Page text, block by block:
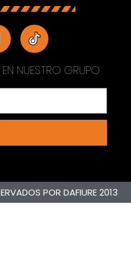
NUESTRO GRUPO
POR DAFIURE 2013